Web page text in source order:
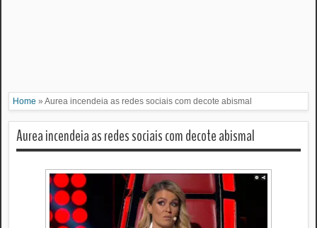
Home » Aurea incendeia as redes sociais com decote abismal
Aurea incendeia as redes sociais com decote abismal